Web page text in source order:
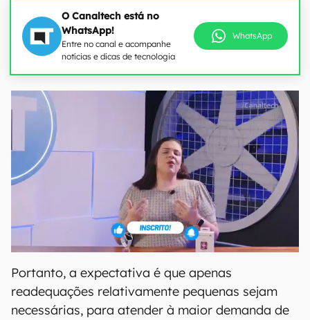
O Canaltech está no
WhatsApp!
Entre no canal e acompanhe
notícias e dicas de tecnologia
WhatsApp
Portanto, a expectativa é que apenas
readequações relativamente pequenas sejam
necessárias, para atender à maior demanda de